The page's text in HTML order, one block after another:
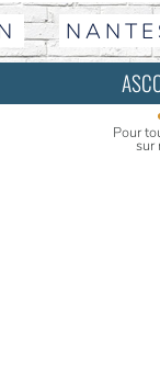
Pour
sur